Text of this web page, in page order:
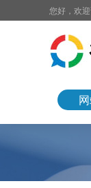
您好，欢